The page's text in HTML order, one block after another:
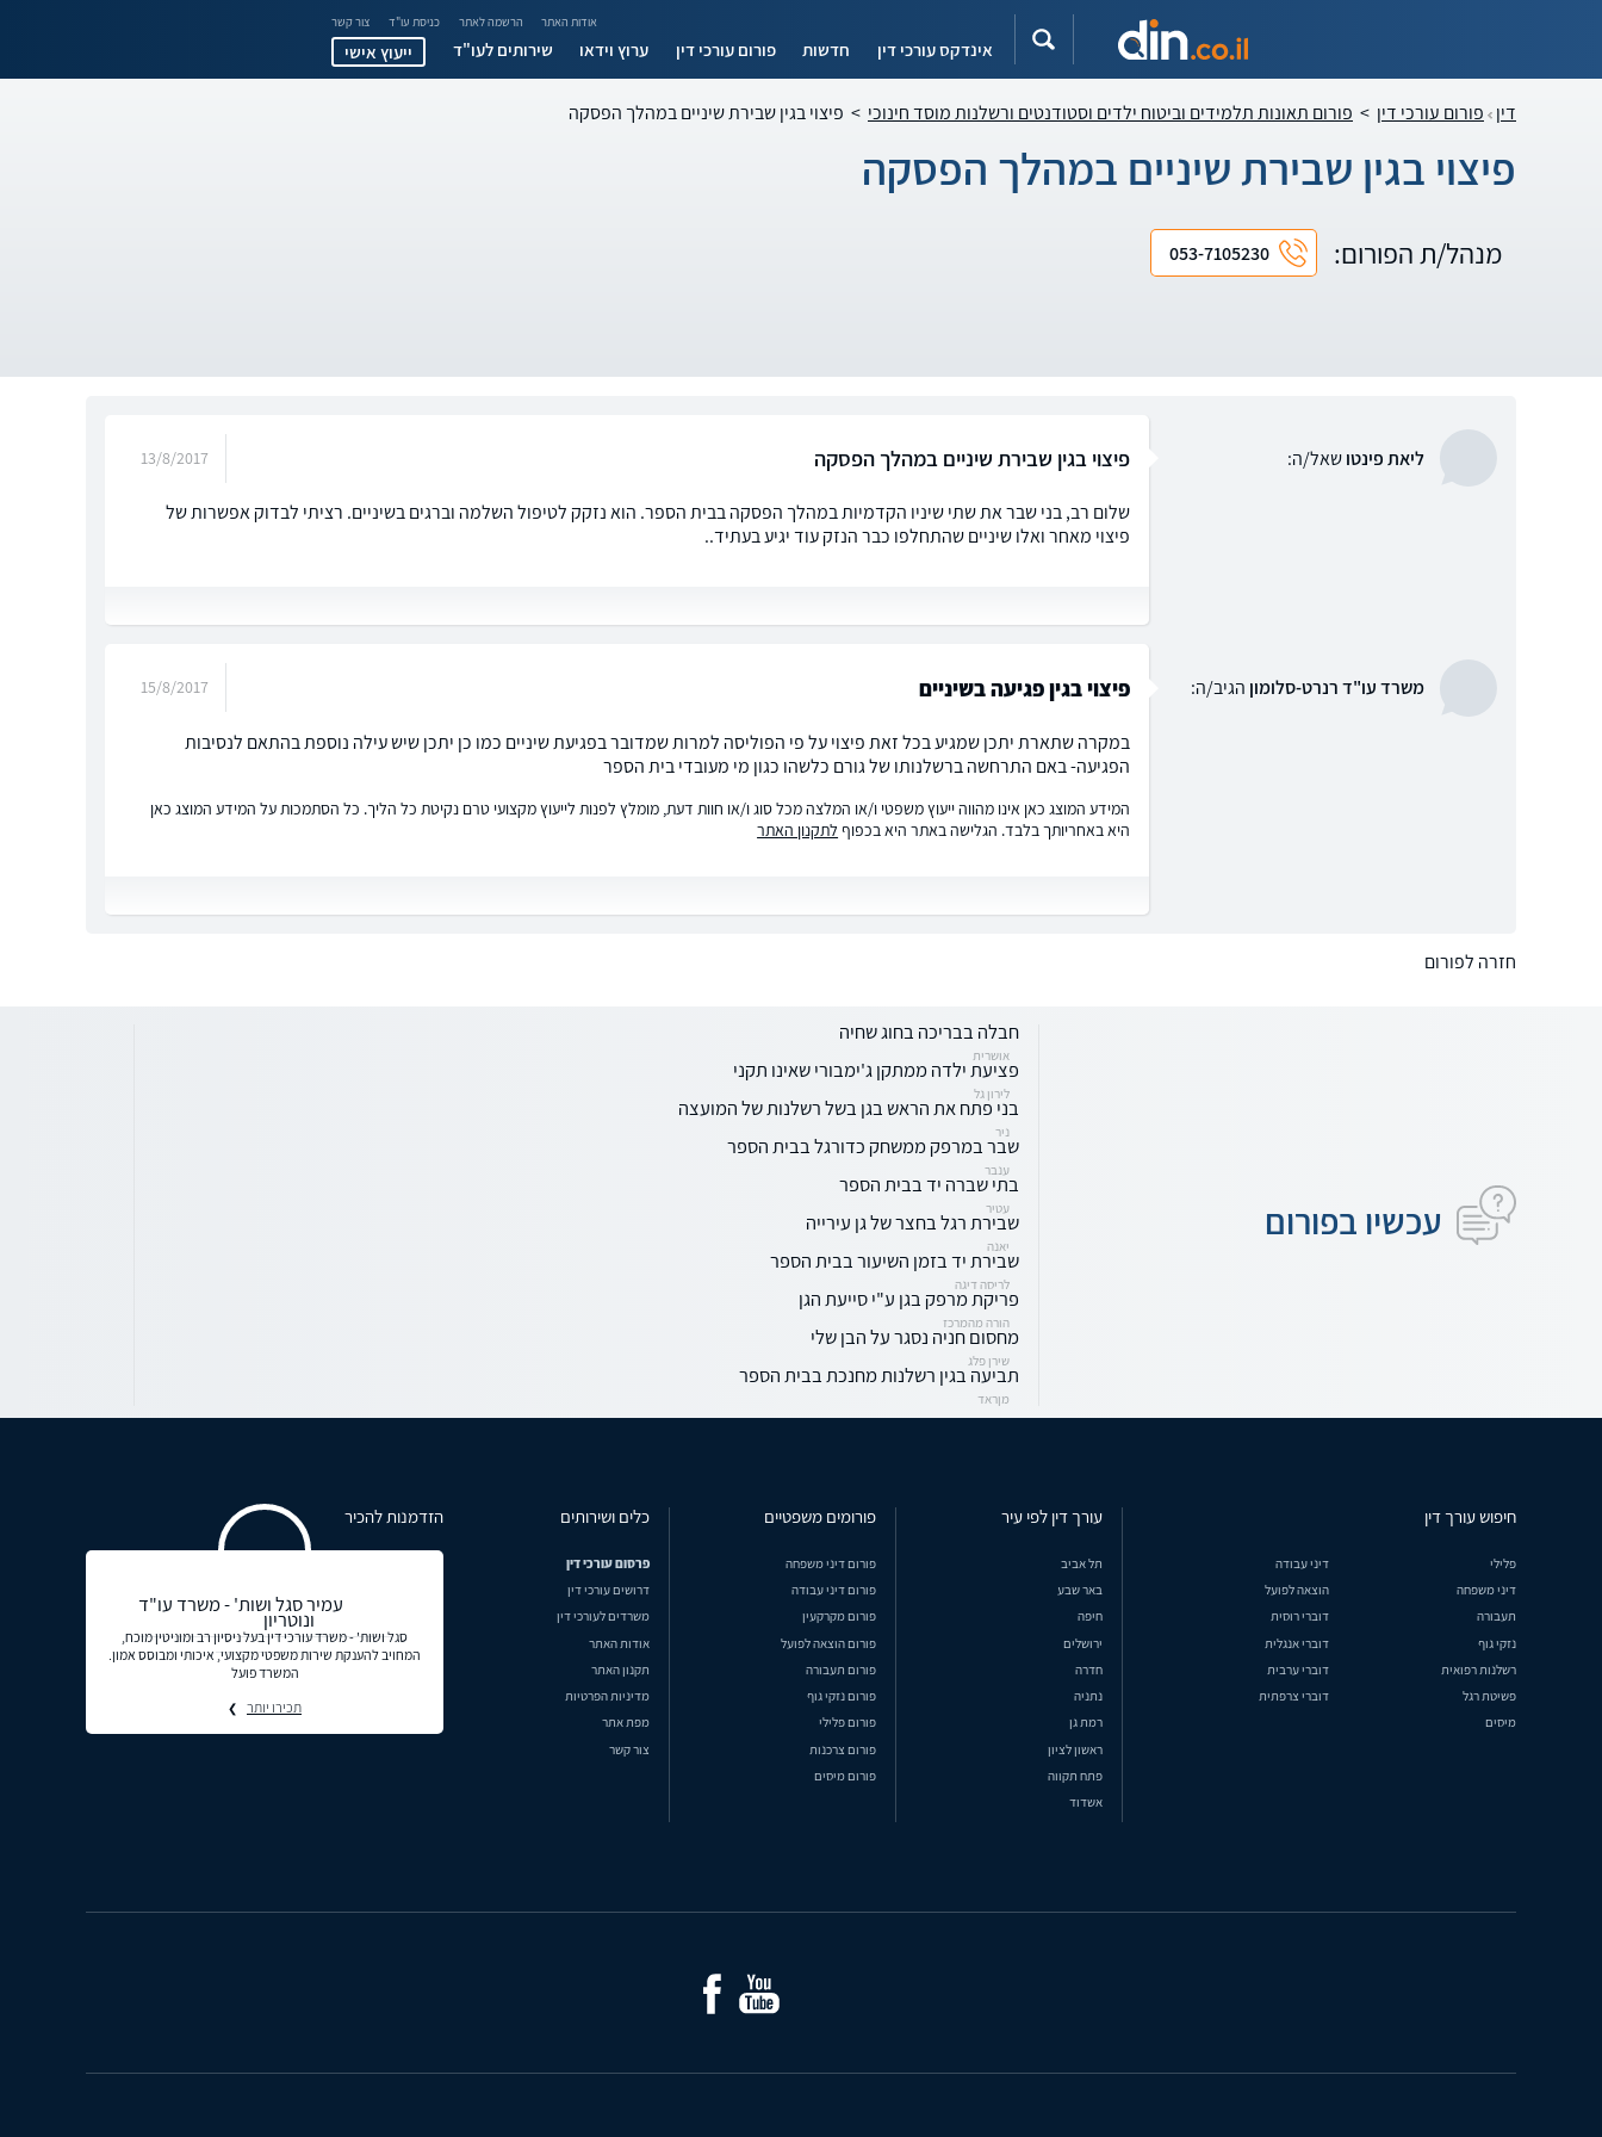
אודות האתר הרשמה לאתר כניסת עו"ד צור קשר
אינדקס עורכי דין חדשות פורום עורכי דין ערוץ וידאו שירותים לעו"ד ייעוץ אישי
דין פורום עורכי דין > פורום תאונות תלמידים וביטוח ילדים וסטודנטים ורשלנות מוסד חינוכי > פיצוי בגין שבירת שיניים במהלך הפסקה
פיצוי בגין שבירת שיניים במהלך הפסקה
מנהל/ת הפורום: 053-7105230
ליאת פינטושאל/ה: פיצוי בגין שבירת שיניים במהלך הפסקה 13/8/2017
שלום רב, בני שבר את שתי שיניו הקדמיות במהלך הפסקה בבית הספר. הוא נזקק לטיפול השלמה וברגים בשיניים. רציתי לבדוק אפשרות של
פיצוי מאחר ואלו שיניים שהתחלפו כבר הנזק עוד יגיע בעתיד..
משרד עו"ד רנרט-סלומון הגיב/ה: פיצוי בגין פגיעה בשיניים 15/8/2017
במקרה שתארת יתכן שמגיע בכל זאת פיצוי על פי הפוליסה למרות שמדובר בפגיעת שיניים כמו כן יתכן שיש עילה נוספת בהתאם לנסיבות
הפגיעה- באם התרחשה ברשלנותו של גורם כלשהו כגון מי מעובדי בית הספר
המידע המוצג כאן אינו מהווה ייעוץ משפטי ו/או המלצה מכל סוג ו/או חוות דעת, מומלץ לפנות לייעוץ מקצועי טרם נקיטת כל הליך. כל הסתמכות על המידע המוצג כאן
היא באחריותך בלבד. הגלישה באתר היא בכפוף לתקנון האתר
חזרה לפורום
עכשיו בפורום
חבלה בבריכה בחוג שחיה
אושרית
פציעת ילדה ממתקן ג'ימבורי שאינו תקני
לירון גל
בני פתח את הראש בגן בשל רשלנות של המועצה
ניר
שבר במרפק ממשחק כדורגל בבית הספר
ענבר
בתי שברה יד בבית הספר
עטיר
שבירת רגל בחצר של גן עירייה
יאנה
שבירת יד בזמן השיעור בבית הספר
לריסה דיגה
פריקת מרפק בגן ע"י סייעת הגן
הורה מהמרכז
מחסום חניה נסגר על הבן שלי
שירן פלג
תביעה בגין רשלנות מחנכת בבית הספר
מןראד
חיפוש עורך דין
פלילי
דיני עבודה
דיני משפחה
הוצאה לפועל
תעבורה
דוברי רוסית
נזקי גוף
דוברי אנגלית
רשלנות רפואית
דוברי ערבית
פשיטת רגל
דוברי צרפתית
מיסים
עורך דין לפי עיר
תל אביב
באר שבע
חיפה
ירושלים
חדרה
נתניה
רמת גן
ראשון לציון
פתח תקווה
אשדוד
פורומים משפטיים
פורום דיני משפחה
פורום דיני עבודה
פורום מקרקעין
פורום הוצאה לפועל
פורום תעבורה
פורום נזקי גוף
פורום פלילי
פורום צרכנות
פורום מיסים
כלים ושירותים
פרסום עורכי דין
דרושים עורכי דין
משרדים לעורכי דין
אודות האתר
תקנון האתר
מדיניות הפרטיות
מפת אתר
צור קשר
הזדמנות להכיר
עמיר סגל ושות' - משרד עו"ד
ונוטריון
סגל ושות' - משרד עורכי דין בעל ניסיון רב ומוניטין מוכח,
המחויב להענקת שירות משפטי מקצועי, איכותי ומבוסס אמון.
המשרד פועל
תכירו יותר